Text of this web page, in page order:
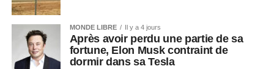
MONDE LIBRE Il y a 4 jours
Après avoir perdu une partie de sa
fortune, Elon Musk contraint de
dormir dans sa Tesla